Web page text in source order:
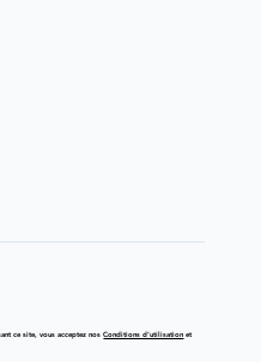
ce site, vous acceptez nosConditions d’utilisation et